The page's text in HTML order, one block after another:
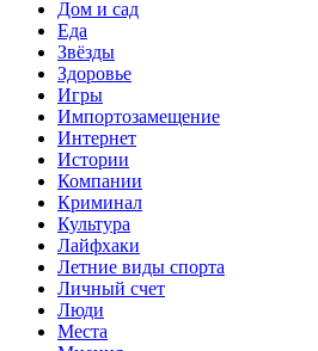
Дом и сад
Еда
Звёзды
Здоровье
Игры
Импортозамещение
Интернет
Истории
Компании
Криминал
Культура
Лайфхаки
Летние виды спорта
Личный счет
Люди
Места